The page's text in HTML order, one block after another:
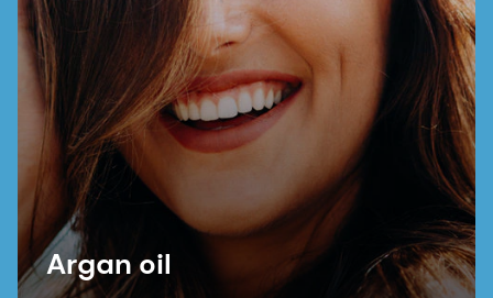
Argan oil